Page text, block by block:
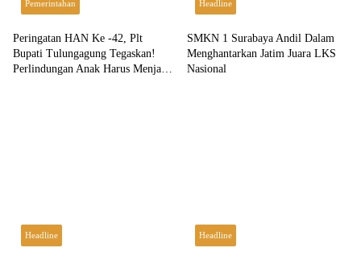
Pemerintahan
Peringatan HAN Ke -42, Plt
Bupati Tulungagung Tegaskan!
Perlindungan Anak Harus Menjadi
Headline
SMKN 1 Surabaya Andil Dalam
Menghantarkan Jatim Juara LKS
Nasional
Headline Headline